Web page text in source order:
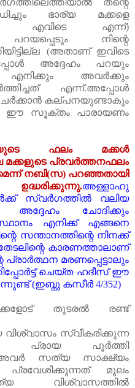
ഭാര്യ
മക്കളെ
എവിടെ എന്ന്)
പറയപ്പെടും നിന്റെ
(അതാണ്
ഇവിടെ
അദ്ദേഹം
പറയും
എനിക്കും
അവർക്കും
എന്ന്.അപ്പോൾ
കല്പനയുണ്ടാകും
ഈ സൂക്തം
പാരായണം
ഫലം
മക്കൾ
മക്കളുടെ പ്രവർത്തനഫലം
നബി(സ) പറഞ്ഞതായി
ഉദ്ധരിക്കുന്നു.അള്ളാഹു
സ്വർഗത്തിൽ
വലിയ
അദ്ദേഹം
ചോദിക്കും
എനിക്ക്
എങ്ങനെ
സന്താനത്തിന്റെ നിനക്ക്
കാരണത്താലാണ്
പ്രാർത്ഥന മരണപ്പെട്ടാലും
ചെയ്ത ഹദീസ് ഈ
(ഇബ്നു കസീർ4/352)
തുടരൽ
രണ്ട്
വിശ്വാസം സ്വീകരിക്കുന്ന
പ്രായ
പൂർത്തി
സത്യ
സാക്ഷ്യം
പ്രവേശിക്കുന്നത്
മൂലം
വിശ്വാസത്തിൽ